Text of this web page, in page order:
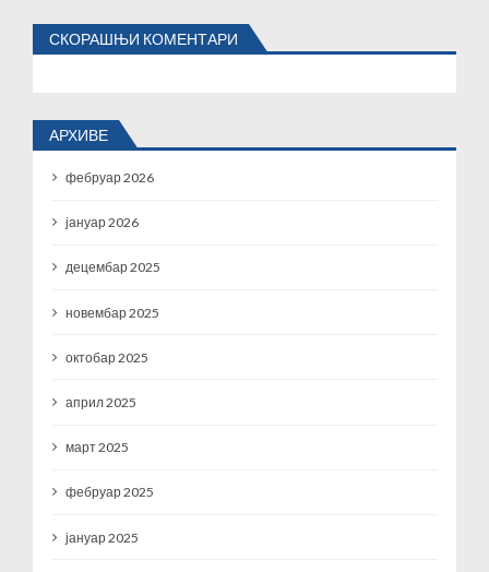
СКОРАШЊИ КОМЕНТАРИ
АРХИВЕ
фебруар 2026
јануар 2026
децембар 2025
новембар 2025
октобар 2025
април 2025
март 2025
фебруар 2025
јануар 2025